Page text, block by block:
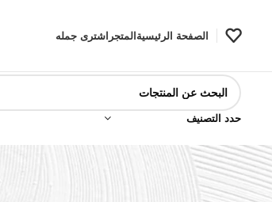
الصفحة الرئيسيةالمتجر اشترى جمله
حدد التصنيف